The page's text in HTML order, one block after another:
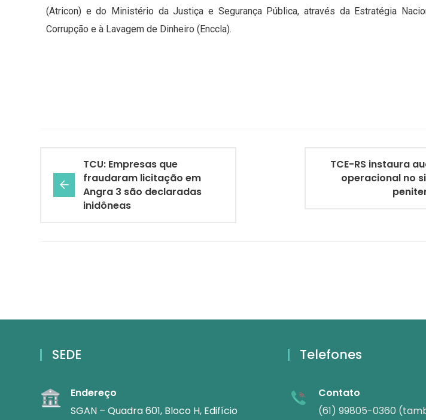
(Atricon) e do Ministério da Justiça e Segurança Pública, através da Estratégia
Corrupção e à Lavagem de Dinheiro (Enccla).
TCU: Empresas que
fraudaram licitação em
Angra 3 são declaradas
inidôneas
TCE-RS instaura
operacional no
SEDE
Endereço
SGAN – Quadra 601, Bloco H, Edifício
Telefones
Contato
(61) 99805-0360